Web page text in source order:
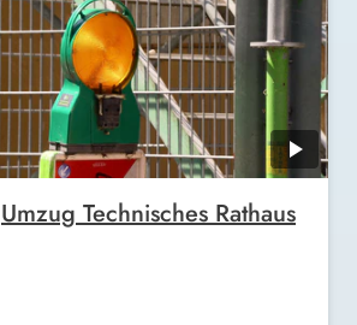
Umzug Technisches Rathaus